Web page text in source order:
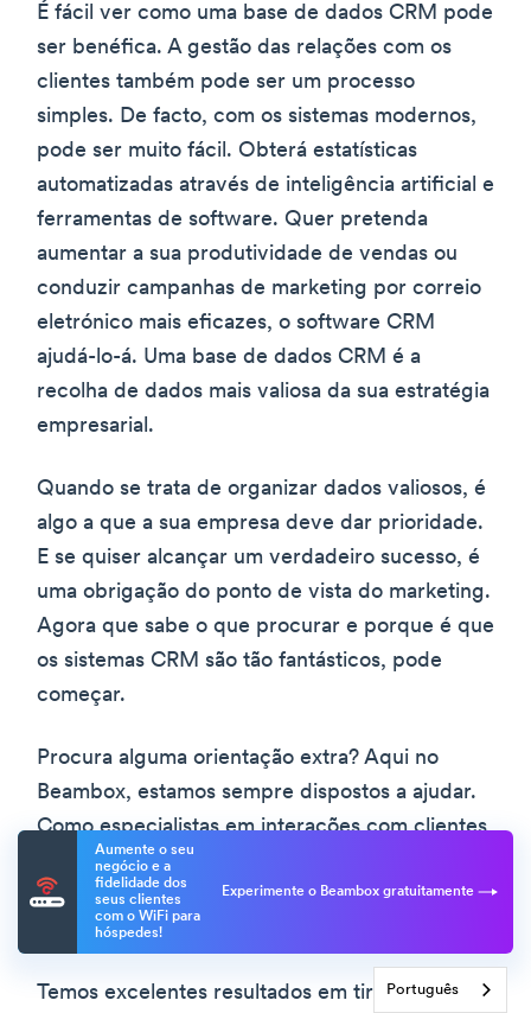
É fácil ver como uma base de dados CRM pode
ser benéfica. A gestão das relações com os
clientes também pode ser um processo
simples. De facto, com os sistemas modernos,
pode ser muito fácil. Obterá estatísticas
automatizadas através de inteligência artificial e
ferramentas de software. Quer pretenda
aumentar a sua produtividade de vendas ou
conduzir campanhas de marketing por correio
eletrónico mais eficazes, o software CRM
ajudá-lo-á. Uma base de dados CRM é a
recolha de dados mais valiosa da sua estratégia
empresarial.
Quando se trata de organizar dados valiosos, é
algo a que a sua empresa deve dar prioridade.
E se quiser alcançar um verdadeiro sucesso, é
uma obrigação do ponto de vista do marketing.
Agora que sabe o que procurar e porque é que
os sistemas CRM são tão fantásticos, pode
começar.
Procura alguma orientação extra? Aqui no
Beambox, estamos sempre dispostos a ajudar.
Como especialistas em interações com clientes
e marketing, podemos ajudar a iniciar a sua
jornada para o sucesso. Contrate-nos e vamos
dar os seguintes passos juntos.
Temos excelentes resultados em tirar o máximo
Aumente o seu
negócio e a
fidelidade dos
seus clientes
com o WiFi para
hóspedes!
Experimente o Beambox gratuitamente
Português